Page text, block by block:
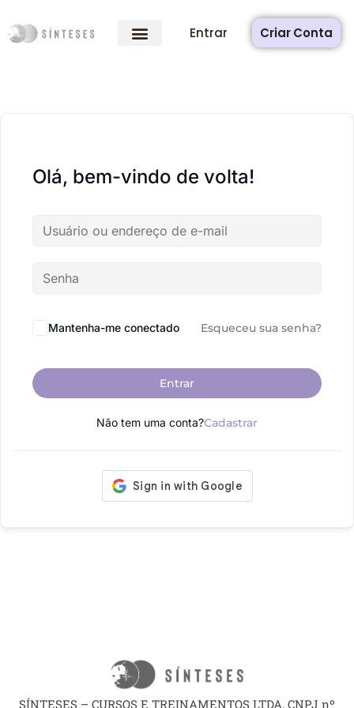
Entrar Criar Conta
Olá, bem-vindo de volta!
Mantenha-me conectado Esqueceu sua senha?
Entrar
Não tem uma conta?Cadastrar
SÍNTESES – CURSOS E TREINAMENTOS LTDA, CNPJ nº